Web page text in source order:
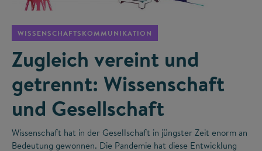
WISSENSCHAFTSKOMMUNIKATION
Zugleich vereint und
getrennt: Wissenschaft
und Gesellschaft
Wissenschaft hat in der Gesellschaft in jüngster Zeit enorm an
Bedeutung gewonnen. Die Pandemie hat diese Entwicklung